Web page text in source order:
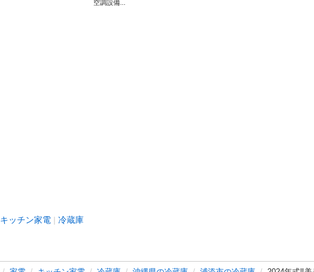
空調設備...
キッチン家電 冷蔵庫